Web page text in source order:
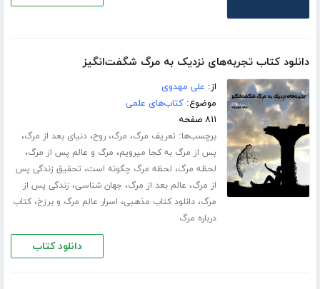
دانلود کتاب تجربه‌های نزدیک به مرگ شگفت‌انگیز
از: علی مهدوی
موضوع:کتاب‌های علمی
۸۱۱ صفحه
برچسب‌ها: تعریف مرگ، مرگ،روح،دنیای بعد از مرگ،
پس از مرگ به کجا میرویم، مرگ و عالم پس از مرگ،
لحظه مرگ، لحظه مرگ چگونه است، تحقیق زندگی پس
از مرگ، عالم بعد از مرگ، جهان شناسی، زندگی پس از
مرگ،دانلود کتاب مذهبی، اسرار عالم مرگ و برزخ،کتاب
درباره مرگ
دانلود کتاب